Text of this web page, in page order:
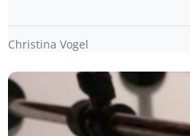
Christina Vogel